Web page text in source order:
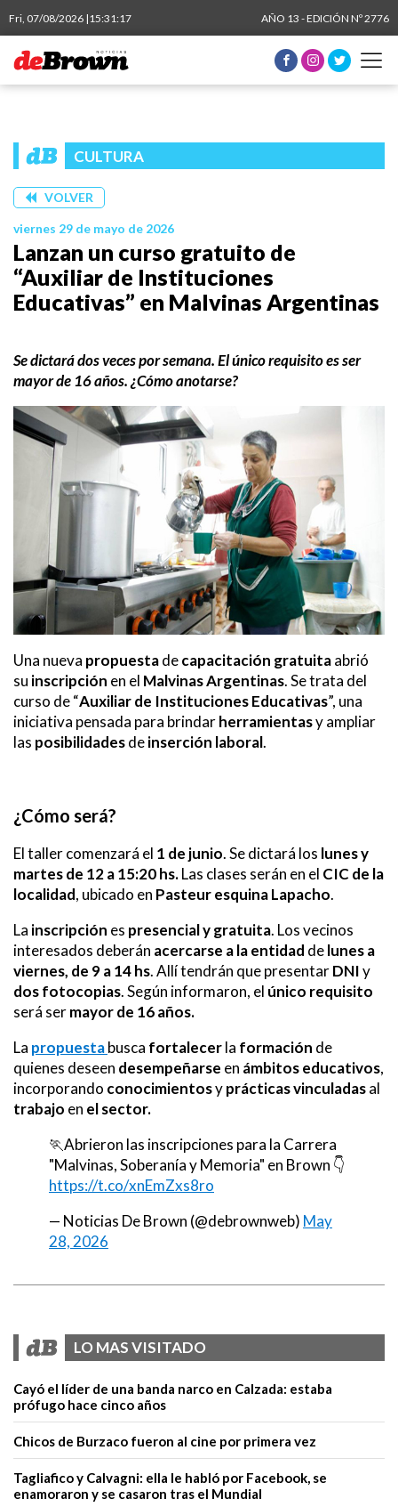
Fri, 07/08/2026 |15:31:18 AÑO 13 - EDICIÓN Nº 2776
CULTURA
VOLVER
viernes 29 de mayo de 2026
Lanzan un curso gratuito de
“Auxiliar de Instituciones
Educativas” en Malvinas Argentinas
Se dictará dos veces por semana. El único requisito es ser
mayor de 16 años. ¿Cómo anotarse?
Una nueva propuestadecapacitación gratuitaabrió
su inscripción en el Malvinas Argentinas. Se trata del
curso de “Auxiliar de Instituciones Educativas”, una
iniciativa pensada para brindarherramientasy ampliar
las posibilidadesdeinserción laboral.
¿Cómo será?
El taller comenzará el 1 de junio. Se dictará los lunes y
martes de 12 a 15:20 hs.Las clases serán en el CIC de la
localidad, ubicado en Pasteur esquina Lapacho.
La inscripción es presencial y gratuita. Los vecinos
interesados deberán acercarse a la entidad delunes a
viernes, de 9 a 14 hs. Allí tendrán que presentarDNIy
dos fotocopias. Según informaron, el único requisito
será sermayor de 16 años.
La propuestabusca fortalecerla formación de
quienes deseen desempeñarse en ámbitos educativos,
incorporando conocimientosyprácticas vinculadasal
trabajo en el sector.
🏃Abrieron las inscripciones para la Carrera
"Malvinas, Soberanía y Memoria" en Brown 👇
https://t.co/xnEmZxs8ro
— Noticias De Brown (@debrownweb) May
28, 2026
LO MAS VISITADO
Cayó el líder de una banda narco en Calzada: estaba
prófugo hace cinco años
Chicos de Burzaco fueron al cine por primera vez
Tagliafico y Calvagni: ella le habló por Facebook, se
enamoraron y se casaron tras el Mundial